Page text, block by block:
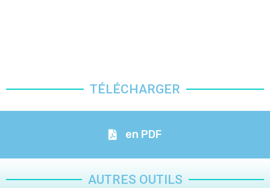
TÉLÉCHARGER
en PDF
AUTRES OUTILS